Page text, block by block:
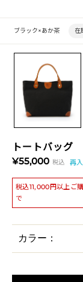
トートバッグ
¥55,000 税込 再
税込11,000円以上ご
で
ブラック×あか茶 在
カラー：